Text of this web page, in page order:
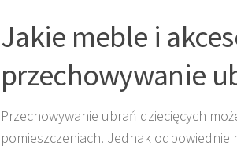
Jakie meble i
przechowywanie
Przechowywanie ubrań dziecięcych
pomieszczeniach. Jednak odpowiednie